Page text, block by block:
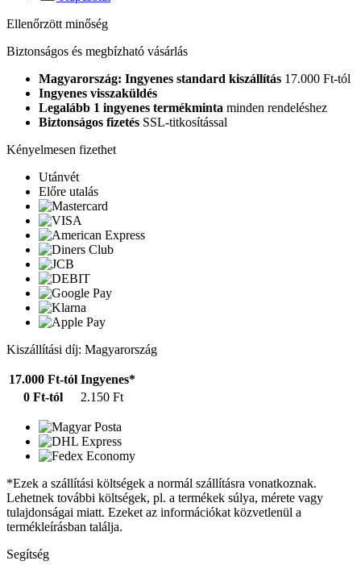
Ellenőrzött minőség
Biztonságos és megbízható vásárlás
Magyarország: Ingyenes standard kiszállítás 17.000 Ft-tól
Ingyenes visszaküldés
Legalább 1 ingyenes termékminta minden rendeléshez
Biztonságos fizetés SSL-titkosítással
Kényelmesen fizethet
Utánvét
Előre utalás
Kiszállítási díj: Magyarország
17.000 Ft-tól Ingyenes*
0 Ft-tól
2.150 Ft
*Ezek a szállítási költségek a normál szállításra vonatkoznak.
Lehetnek további költségek, pl. a termékek súlya, mérete vagy
tulajdonságai miatt. Ezeket az információkat közvetlenül a
termékleírásban találja.
Segítség